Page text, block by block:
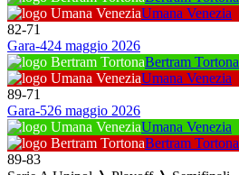
Umana Venezia
82-71
Gara-424 maggio 2026
Bertram Tortona
Umana Venezia
89-71
Gara-526 maggio 2026
Umana Venezia
Bertram Tortona
89-83